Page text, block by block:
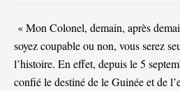
« Mon Colonel, demain, après
soyez coupable ou non, vous serez
l’histoire. En effet, depuis le 5
confié le destiné de le Guinée et de